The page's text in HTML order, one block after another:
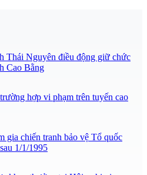
Thái Nguyên điều động giữ chức
Cao Bằng
hợp vi phạm trên tuyến cao
gia chiến tranh bảo vệ Tổ quốc
1/1/1995